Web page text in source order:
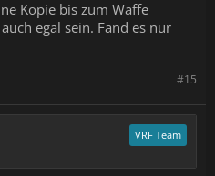
Kopie bis zum Waffe
egal sein. Fand es nur
#15
VRF Team